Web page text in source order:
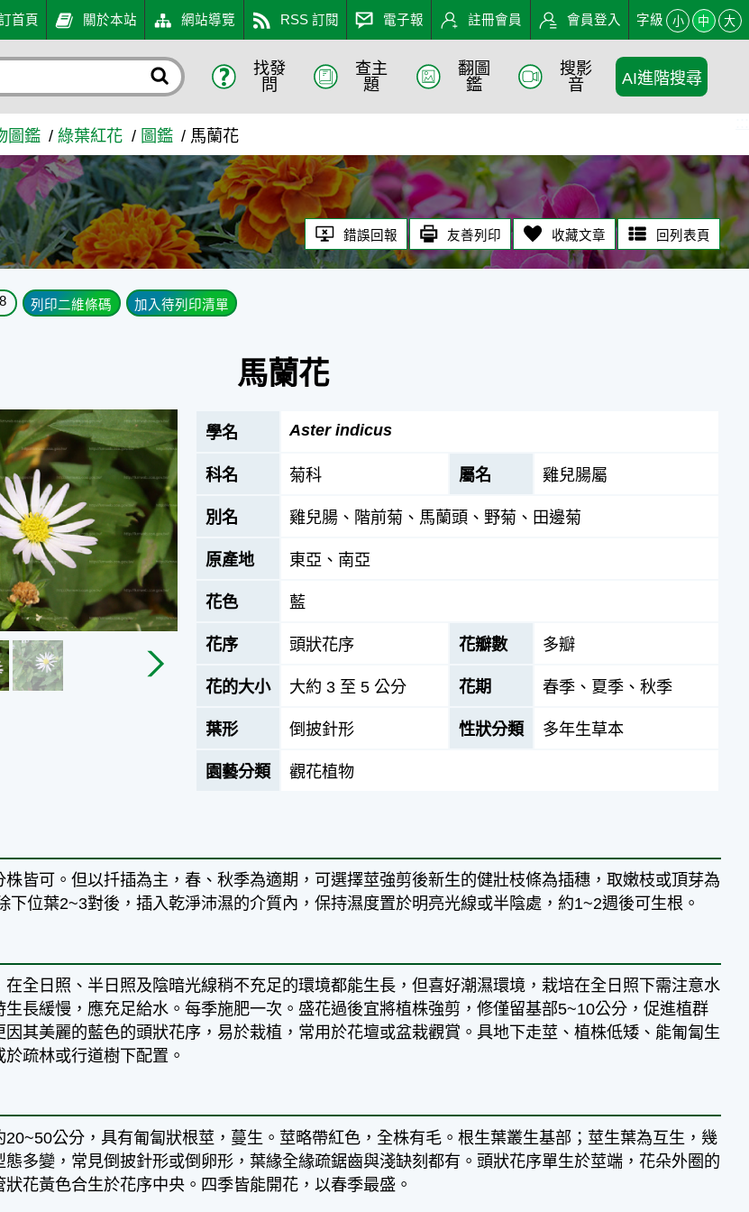
首頁 關於本站 網站導覽 RSS 訂閱 電子報 註冊會員 會員登入 字級 小 中 大
找發
問
查主
題
翻圖
鑑
搜影
音
AI進階搜尋
圖鑑 綠葉紅花 圖鑑 馬蘭花
錯誤回報 友善列印 收藏文章 回列表頁
8 列印二維條碼 加入待列印清單
馬蘭花
學名 Aster indicus
科名 菊科 屬名 雞兒腸屬
別名 雞兒腸、階前菊、馬蘭頭、野菊、田邊菊
原產地 東亞、南亞
花色 藍
花序 頭狀花序 花瓣數 多瓣
花的大小 大約 3 至 5 公分 花期 春季、夏季、秋季
葉形 倒披針形 性狀分類 多年生草本
園藝分類 觀花植物
皆可。但以扦插為主，春、秋季為適期，可選擇莖強剪後新生的健壯枝條為插穗，取嫩枝或頂芽為
下位葉2~3對後，插入乾淨沛濕的介質內，保持濕度置於明亮光線或半陰處，約1~2週後可生根。
在全日照、半日照及陰暗光線稍不充足的環境都能生長，但喜好潮濕環境，栽培在全日照下需注意水
長緩慢，應充足給水。每季施肥一次。盛花過後宜將植株強剪，修僅留基部5~10公分，促進植群
因其美麗的藍色的頭狀花序，易於栽植，常用於花壇或盆栽觀賞。具地下走莖、植株低矮、能匍匐生
疏林或行道樹下配置。
20~50公分，具有匍匐狀根莖，蔓生。莖略帶紅色，全株有毛。根生葉叢生基部；莖生葉為互生，幾
多變，常見倒披針形或倒卵形，葉緣全緣疏鋸齒與淺缺刻都有。頭狀花序單生於莖端，花朵外圈的
花黃色合生於花序中央。四季皆能開花，以春季最盛。